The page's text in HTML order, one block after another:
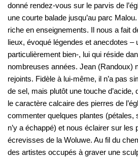
donné rendez-vous sur le parvis de
une courte balade jusqu’au parc
riche en enseignements. Il nous a fait
lieux, évoqué légendes et anecdotes –
particulièrement bien-, lui qui réside
nombreuses années. Jean (Randoux)
rejoints. Fidèle à lui-même, il n’a pas
de sel, mais plutôt une touche d’acide,
le caractère calcaire des pierres de
commenter quelques plantes
n’y a échappé) et nous éclairer sur les
écrevisses de la Woluwe. Au fil du
des artistes occupés à graver une